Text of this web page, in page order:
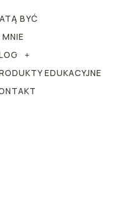
BYĆ
EDUKACYJNE